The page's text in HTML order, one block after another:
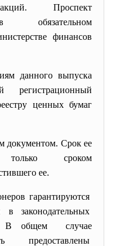
Проспект
финансов
данного выпуска
регистрационный
ценных бумаг
документом. Срок ее
только сроком
ее.
гарантируются
в законодательных
В общем случае